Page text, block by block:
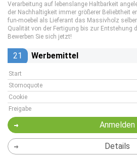
Verarbeitung auf lebenslange Haltbarkeit
der Nachhaltigkeit immer größerer Beliebtheit
fun-moebel als Lieferant das Massivholz
Qualität von der Fertigung bis zur Entstehung
Bewerben Sie sich jetzt!
21 Werbemittel
Start
Stornoquote
Cookie
Freigabe
Anmelden
Details